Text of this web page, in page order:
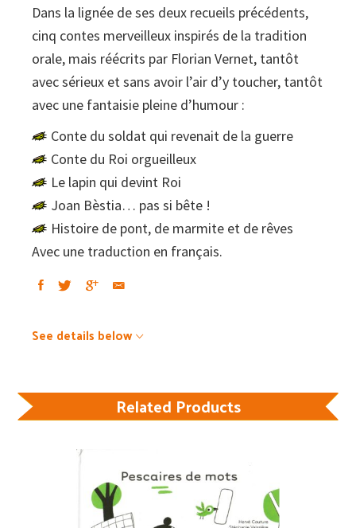
Dans la lignée de ses deux recueils précédents,
cinq contes merveilleux inspirés de la tradition
orale, mais réécrits par Florian Vernet, tantôt
avec sérieux et sans avoir l’air d’y toucher, tantôt
avec une fantaisie pleine d’humour :
Conte du soldat qui revenait de la guerre
Conte du Roi orgueilleux
Le lapin qui devint Roi
Joan Bèstia… pas si bête !
Histoire de pont, de marmite et de rêves
Avec une traduction en français.
See details below
Related Products